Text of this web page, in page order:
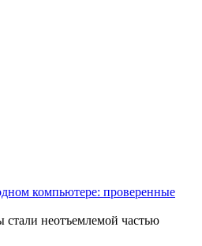
компьютере: проверенные
неотъемлемой частью